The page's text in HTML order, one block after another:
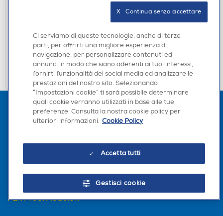
Acquisto online:non disponibile
Ritiro in negozio in 30' gratuito: verifica
CERCA NEGOZIO
L'AZIENDA
PER I TUOI ACQUISTI
Ci serviamo di queste tecnologie, anche di terze
parti, per offrirti una migliore esperienza di
navigazione, per personalizzare contenuti ed
annunci in modo che siano aderenti ai tuoi interessi,
fornirti funzionalità dei social media ed analizzare le
prestazioni del nostro sito. Selezionando
“Impostazioni cookie” ti sarà possibile determinare
quali cookie verranno utilizzati in base alle tue
preferenze. Consulta la nostra cookie policy per
ulteriori informazioni. Cookie Policy
Accetta tutti
Gestisci cookie
X   Continua senza accettare